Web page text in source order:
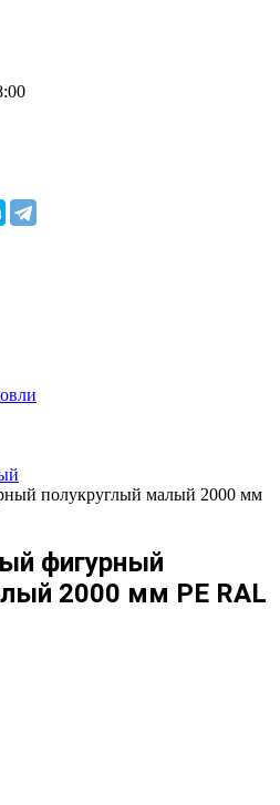
полукруглый малый 2000 мм
фигурный
2000 мм PE RAL